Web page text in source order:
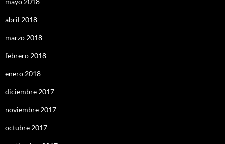
mayo 2018
abril 2018
marzo 2018
febrero 2018
enero 2018
diciembre 2017
noviembre 2017
octubre 2017